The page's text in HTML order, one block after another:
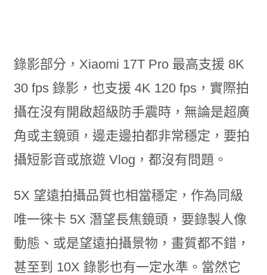
錄影部分，Xiaomi 17T Pro 最高支援 8K
30 fps 錄影，也支援 4K 120 fps，實際拍
攝在沒有開啟超級防手震時，無論是超廣
角或主鏡頭，邊走邊拍都非常穩定，要拍
攝短影音或旅遊 Vlog，都沒有問題。
5X 望遠拍攝品質也相當穩定，作為同級
唯一徠卡 5X 潛望長焦鏡頭，要錄製人像
動態、或是望遠拍攝景物，畫質都不錯，
甚至到 10X 錄影也有一定水準。當然它